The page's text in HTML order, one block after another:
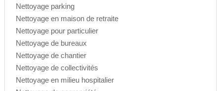
Nettoyage parking
Nettoyage en maison de retraite
Nettoyage pour particulier
Nettoyage de bureaux
Nettoyage de chantier
Nettoyage de collectivités
Nettoyage en milieu hospitalier